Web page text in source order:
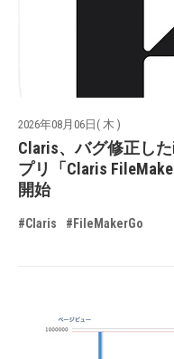
2026年08月06日( 木 )
Claris、バグ修正し
プリ「Claris
開始
#Claris #FileMakerGo